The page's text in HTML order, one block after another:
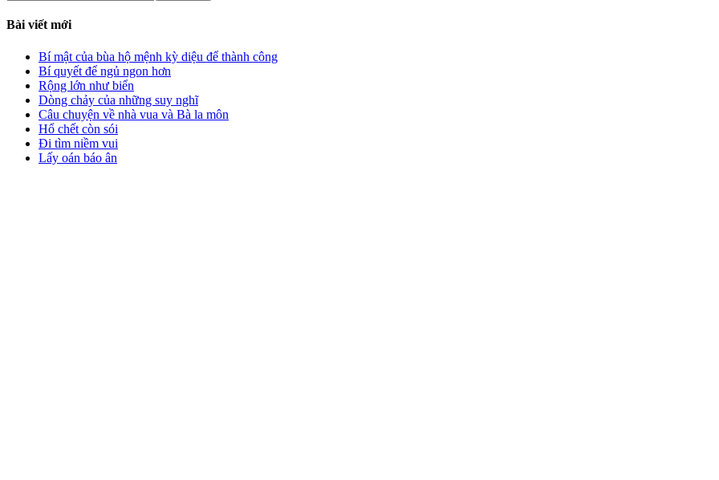
Bài viết mới
Bí mật của bùa hộ mệnh kỳ diệu để thành công
Bí quyết để ngủ ngon hơn
Rộng lớn như biển
Dòng chảy của những suy nghĩ
Câu chuyện về nhà vua và Bà la môn
Hổ chết còn sói
Đi tìm niềm vui
Lấy oán báo ân